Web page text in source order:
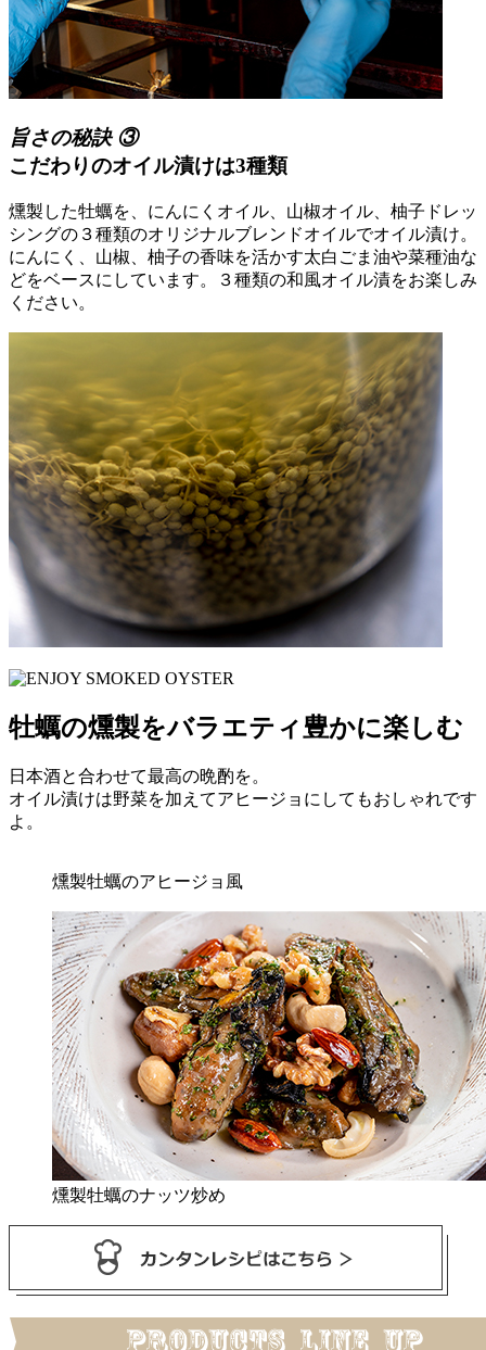
旨さの秘訣 ③
こだわりのオイル漬けは3種類
燻製した牡蠣を、にんにくオイル、山椒オイル、柚子ドレッ
シングの３種類のオリジナルブレンドオイルでオイル漬け。
にんにく、山椒、柚子の香味を活かす太白ごま油や菜種油な
どをベースにしています。３種類の和風オイル漬をお楽しみ
ください。
牡蠣の燻製をバラエティ豊かに楽しむ
日本酒と合わせて最高の晩酌を。
オイル漬けは野菜を加えてアヒージョにしてもおしゃれです
よ。
燻製牡蠣のアヒージョ風
燻製牡蠣のナッツ炒め